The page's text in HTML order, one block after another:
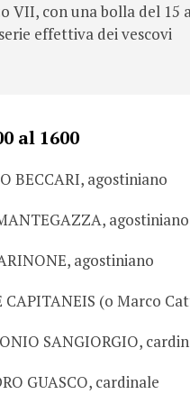
VII, con una bolla del 15
effettiva dei vescovi
al 1600
BECCARI, agostiniano
agostiniano
agostiniano
CAPITANEIS (o Marco
SANGIORGIO,
GUASCO, cardinale